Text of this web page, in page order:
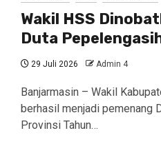
Wakil HSS
Duta
29 Juli 2026 Admin 4
Banjarmasin – Wakil
berhasil menjadi pemenang
Provinsi Tahun…